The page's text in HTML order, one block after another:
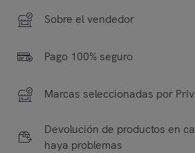
Sobre el vendedor
Pago 100% seguro
Marcas seleccionadas por
Devolución de productos en
haya problemas